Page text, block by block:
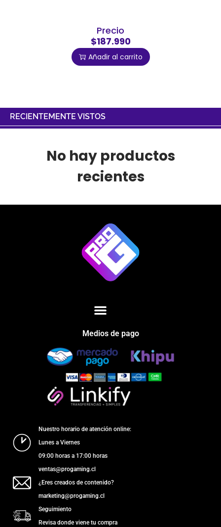
Precio
$187.990
Añadir al carrito
RECIENTEMENTE VISTOS
No hay productos
recientes
Medios de pago
Nuestro horario de atención online:
Lunes a Viernes
09:00 horas a 17:00 horas
ventas@progaming.cl
¿Eres creados de contenido?
marketing@progaming.cl
Seguimiento
Revisa donde viene tu compra